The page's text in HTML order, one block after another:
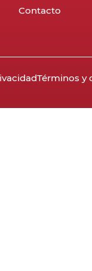
Contacto
Términos y